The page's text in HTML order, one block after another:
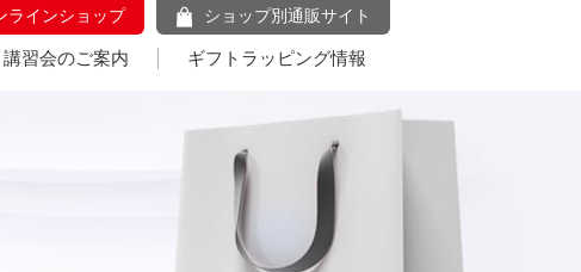
ラインショップ ショップ別通販サイト
講習会のご案内 ギフトラッピング情報